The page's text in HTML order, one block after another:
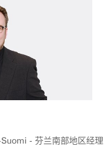
- 芬兰南部地区经理